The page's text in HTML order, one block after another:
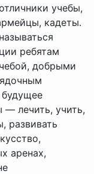
учебы,
кадеты.
ребятам
добрыми
— лечить, учить,
развивать
аренах,